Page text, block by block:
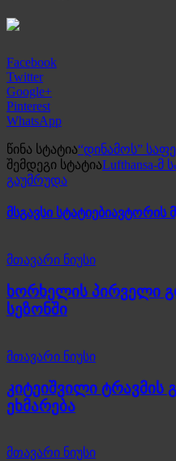
Facebook
Twitter
Google+
Pinterest
WhatsApp
წინა სტატია“დინამოს”
შემდეგი სტატიაLufthansa-მ
გაუმრუდა
მსგავსი სტატიებიავტორის
მთავარი ნიუსი
ხორხელის პირველი
სეზონში
მთავარი ნიუსი
კიტეიშვილი ტრავმის
ეხმარება
მთავარი ნიუსი